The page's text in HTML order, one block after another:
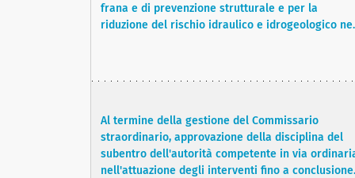
frana e di prevenzione strutturale e per la
riduzione del rischio idraulico e idrogeologico nel
Al termine della gestione del Commissario
straordinario, approvazione della disciplina del
subentro dell'autorità competente in via ordinaria
nell'attuazione degli interventi fino a conclusione